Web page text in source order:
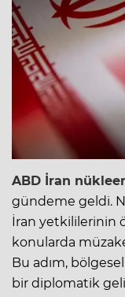
ABD İran
gündeme geldi.
İran yetkililerinin
konularda
Bu adım,
bir diplomatik